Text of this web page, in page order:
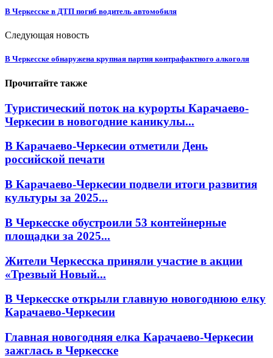
В Черкесске в ДТП погиб водитель автомобиля
Следующая новость
В Черкесске обнаружена крупная партия контрафактного алкоголя
Прочитайте также
Туристический поток на курорты Карачаево-
Черкесии в новогодние каникулы...
В Карачаево-Черкесии отметили День
российской печати
В Карачаево-Черкесии подвели итоги развития
культуры за 2025...
В Черкесске обустроили 53 контейнерные
площадки за 2025...
Жители Черкесска приняли участие в акции
«Трезвый Новый...
В Черкесске открыли главную новогоднюю елку
Карачаево-Черкесии
Главная новогодняя елка Карачаево-Черкесии
зажглась в Черкесске